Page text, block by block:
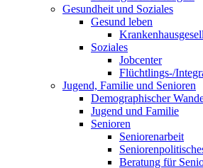
Gesundheit und Soziales
Gesund leben
Soziales
Jobcenter
Flüchtlings-/
Jugend, Familie und Senioren
Demographischer
Jugend und Familie
Senioren
Seniorenarbeit
Beratung für